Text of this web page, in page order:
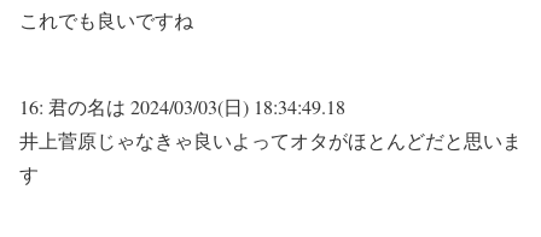
これでも良いですね
16: 君の名は 2024/03/03(日) 18:34:49.18
井上菅原じゃなきゃ良いよってオタがほとんどだと思いま
す